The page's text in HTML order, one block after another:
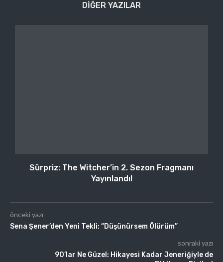
DIĞER YAZILAR
Sürpriz: The Witcher’in 2. Sezon Fragmanı
Yayınlandı!
önceki yazı
Sena Şener’den Yeni Tekli: “Düşünürsem Ölürüm”
sonraki yazı
90’lar Ne Güzel: Hikayesi Kadar Jeneriğiyle de